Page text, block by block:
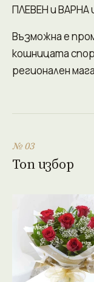
ПЛЕВЕН и ВАРНА
Възможна е
кошницата
регионален
№ 03
Топ избор